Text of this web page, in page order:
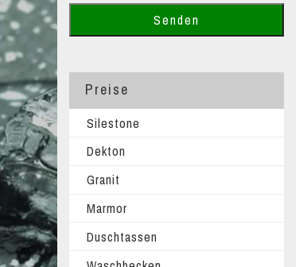
Preise
Silestone
Dekton
Granit
Marmor
Duschtassen